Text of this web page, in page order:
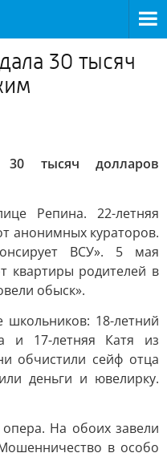
30 тысяч
30 тысяч долларов
Репина. 22-летняя
анонимных кураторов.
ВСУ». 5 мая
квартиры родителей в
обыск».
18-летний
и 17-летняя Катя из
обчистили сейф отца
деньги и ювелирку.
На обоих завели
в особо